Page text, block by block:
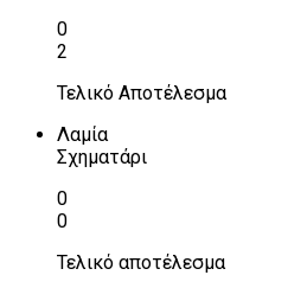
0
2
Τελικό Αποτέλεσμα
Λαμία
Σχηματάρι
0
0
Τελικό αποτέλεσμα